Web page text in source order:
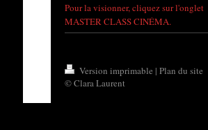
Pour la visionner, cliquez sur l'onglet
MASTER CLASS CINÉMA.
Version imprimable | Plan du site
© Clara Laurent